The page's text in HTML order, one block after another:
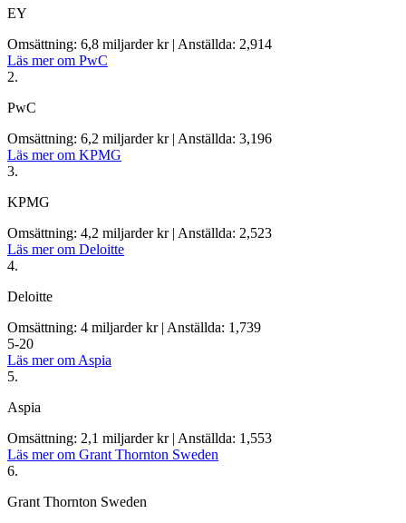
EY
Omsättning: 6,8 miljarder kr | Anställda: 2,914
Läs mer om PwC
2.
PwC
Omsättning: 6,2 miljarder kr | Anställda: 3,196
Läs mer om KPMG
3.
KPMG
Omsättning: 4,2 miljarder kr | Anställda: 2,523
Läs mer om Deloitte
4.
Deloitte
Omsättning: 4 miljarder kr | Anställda: 1,739
5-20
Läs mer om Aspia
5.
Aspia
Omsättning: 2,1 miljarder kr | Anställda: 1,553
Läs mer om Grant Thornton Sweden
6.
Grant Thornton Sweden